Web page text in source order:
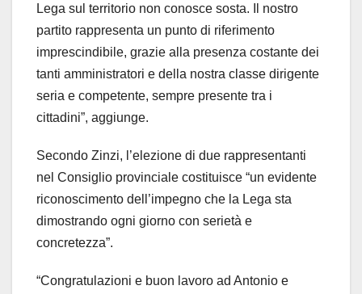
Lega sul territorio non conosce sosta. Il nostro
partito rappresenta un punto di riferimento
imprescindibile, grazie alla presenza costante dei
tanti amministratori e della nostra classe dirigente
seria e competente, sempre presente tra i
cittadini”, aggiunge.
Secondo Zinzi, l’elezione di due rappresentanti
nel Consiglio provinciale costituisce “un evidente
riconoscimento dell’impegno che la Lega sta
dimostrando ogni giorno con serietà e
concretezza”.
“Congratulazioni e buon lavoro ad Antonio e